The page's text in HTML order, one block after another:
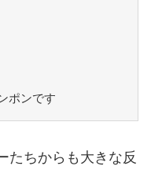
ポンです
たちからも大きな反